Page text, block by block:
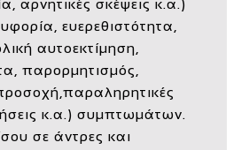
αρνητικές σκέψεις κ.α.)
ευερεθιστότητα,
αυτοεκτίμηση,
παρορμητισμός,
κ.α.) συμπτωμάτων.
σε άντρες και